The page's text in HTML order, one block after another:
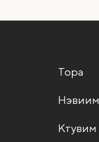
Тора
Нэвиим
Ктувим